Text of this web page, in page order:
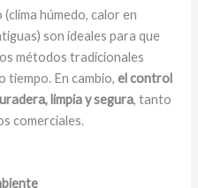
húmedo, calor en
son ideales para que
métodos tradicionales
tiempo. En cambio,el control
limpia y segura, tanto
comerciales.